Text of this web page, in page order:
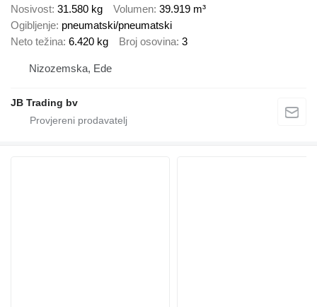
Nosivost 31.580 kg Volumen 39.919 m³
Ogibljenje pneumatski/pneumatski
Neto težina 6.420 kg Broj osovina 3
Nizozemska, Ede
JB Trading bv